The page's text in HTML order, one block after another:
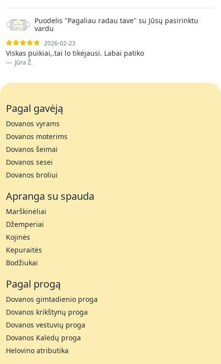
Puodelis "Pagaliau radau tave" su Jūsų pasirinktu
vardu
2026-02-23
Viskas puikiai,.tai lo tikėjausi. Labai patiko
Jūra Ž.
Pagal gavėją
Dovanos vyrams
Dovanos moterims
Dovanos šeimai
Dovanos sesei
Dovanos broliui
Apranga su spauda
Marškinėliai
Džemperiai
Kojinės
Kepuraitės
Bodžiukai
Pagal progą
Dovanos gimtadienio proga
Dovanos krikštynų proga
Dovanos vestuvių proga
Dovanos Kalėdų proga
Helovino atributika